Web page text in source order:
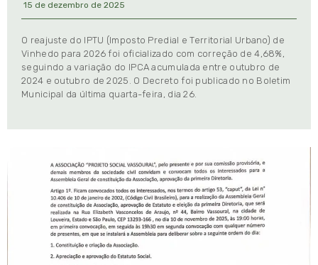
15 de dezembro de 2025
O reajuste do IPTU (Imposto Predial e Territorial Urbano) de
Vinhedo para 2026 foi oficializado com correção de 4,68%,
seguindo a variação do IPCA acumulada entre outubro de
2024 e outubro de 2025. O Decreto foi publicado no Boletim
Municipal da última quarta-feira, dia 26.